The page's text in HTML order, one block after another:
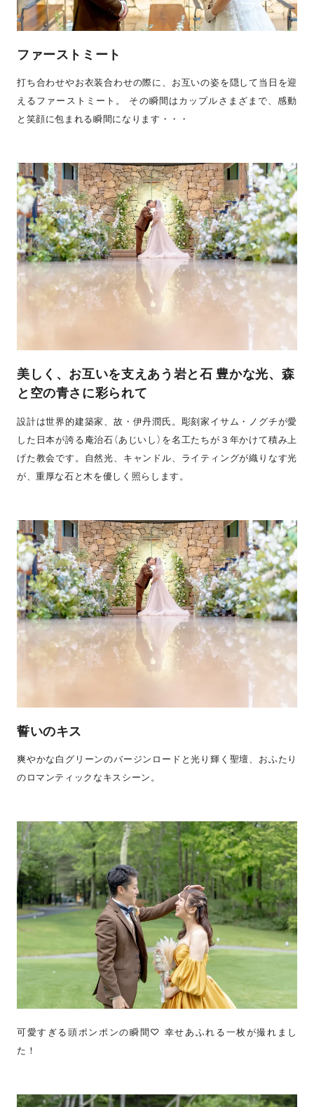
ファーストミート
打ち合わせやお衣装合わせの際に、お互いの姿を隠して当日を迎
えるファーストミート。 その瞬間はカップルさまざまで、感動
と笑顔に包まれる瞬間になります・・・
美しく、お互いを支えあう岩と石 豊かな光、森
と空の青さに彩られて
設計は世界的建築家、故・伊丹潤氏。彫刻家イサム・ノグチが愛
した日本が誇る庵治石（あじいし）を名工たちが３年かけて積み上
げた教会です。自然光、キャンドル、ライティングが織りなす光
が、重厚な石と木を優しく照らします。
誓いのキス
爽やかな白グリーンのバージンロードと光り輝く聖壇、おふたり
のロマンティックなキスシーン。
可愛すぎる頭ポンポンの瞬間♡ 幸せあふれる一枚が撮れまし
た！